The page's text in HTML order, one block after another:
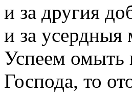
и за другия
и за
Успеем омыть
Господа, то